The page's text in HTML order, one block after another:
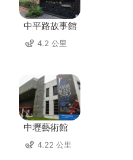
中平路故事館
4.2 公里
中壢藝術館
4.22 公里